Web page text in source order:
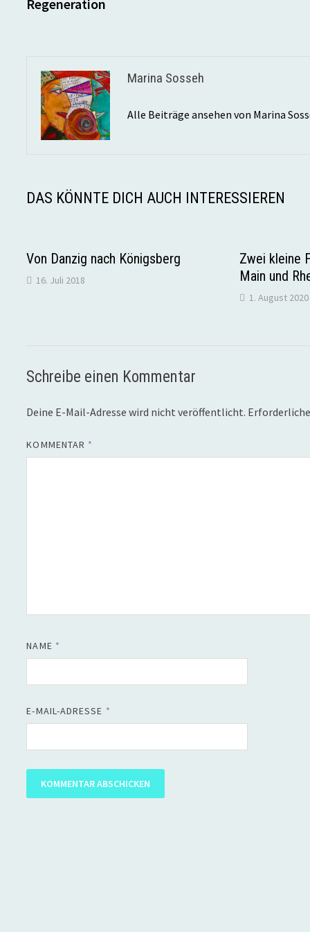
Regeneration
Marina Sosseh
Alle Beiträge ansehen von Marina
DAS KÖNNTE DICH AUCH INTERESSIEREN
Von Danzig nach Königsberg
16. Juli 2018
Zwei kleine
Main und
1. August 2020
Schreibe einen Kommentar
Deine E-Mail-Adresse wird nicht veröffentlicht.
KOMMENTAR *
NAME *
E-MAIL-ADRESSE *